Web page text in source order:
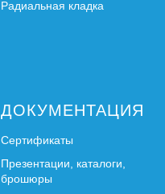
Радиальная кладка
ДОКУМЕНТАЦИЯ
Сертификаты
Презентации, каталоги,
брошюры